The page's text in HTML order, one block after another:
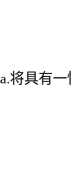
a.将具有